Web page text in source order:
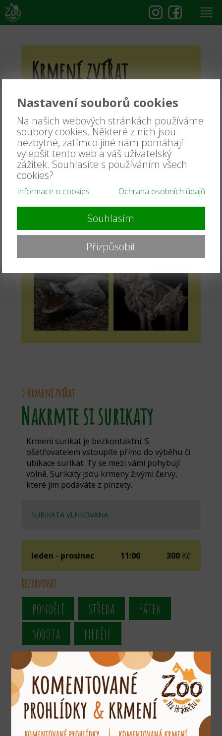
Krmení zvířat
› Krmení zvířat
Nakrmte si surikaty
Krmení surikat je bezkontaktní. S
ošetřovatelem vstoupíte přímo do výběhu či
ubikace surikat. Ty se mezi vámi pohybují
volně. Surikaty jsou krmeny živými červy,
které jim podáváte z pinzety.
SURIKATA VLNKOVANÁ
leden - prosinec 11:00 300 Kč
Rezervovat
pondělí středa
pátek
sobota
neděle
Podporujeme
Nastavení souborů cookies
Na našich webových stránkách používáme
soubory cookies. Některé z nich jsou
nezbytné, zatímco jiné nám pomáhají
vylepšit tento web a váš uživatelský
zážitek. Souhlasíte s používáním všech
cookies?
Informace o cookies Ochrana osobních údajů
Souhlasím
Přizpůsobit